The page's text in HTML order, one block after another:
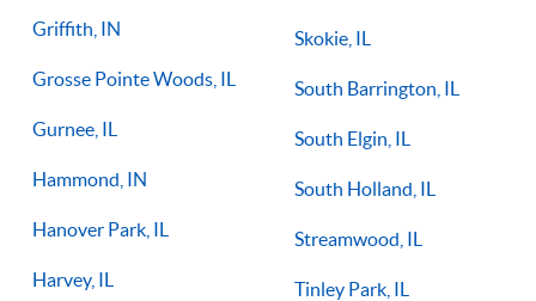
Griffith, IN
Grosse Pointe Woods, IL
Gurnee, IL
Hammond, IN
Hanover Park, IL
Harvey, IL
Skokie, IL
South Barrington, IL
South Elgin, IL
South Holland, IL
Streamwood, IL
Tinley Park, IL